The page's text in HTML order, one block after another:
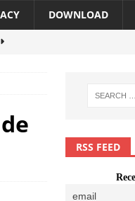
DOWNLOAD
RSS FEED